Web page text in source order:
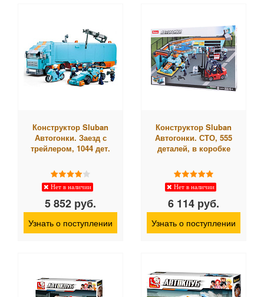
Конструктор Sluban
Автогонки. Заезд с
трейлером, 1044 дет.
Нет в наличии
5 852 руб.
Узнать о поступлении
Конструктор Sluban
Автогонки. СТО, 555
деталей, в коробке
Нет в наличии
6 114 руб.
Узнать о поступлении